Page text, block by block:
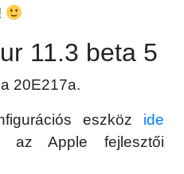
11.3 beta 5
20E217a.
eszköz ide
az Apple fejlesztői